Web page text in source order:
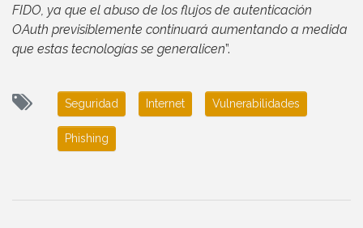
FIDO, ya que el abuso de los flujos de autenticación
OAuth previsiblemente continuará aumentando a medida
que estas tecnologías se generalicen”.
Seguridad Internet Vulnerabilidades
Phishing